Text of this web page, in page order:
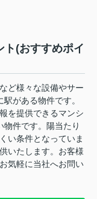
ト(おすすめポイ
ど様々な設備やサー
がある物件です。
を提供できるマンシ
物件です。陽当たり
い条件となっていま
いたします。お客様
気軽に当社へお問い